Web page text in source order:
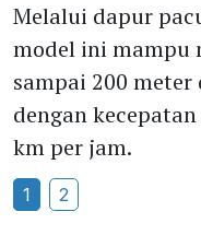
Melalui dapur
model ini mampu
sampai 200
dengan
km per jam.
1 2